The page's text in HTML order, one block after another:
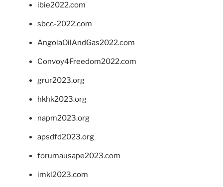
ibie2022.com
sbcc-2022.com
AngolaOilAndGas2022.com
Convoy4Freedom2022.com
grur2023.org
hkhk2023.org
napm2023.org
apsdfd2023.org
forumausape2023.com
imkl2023.com